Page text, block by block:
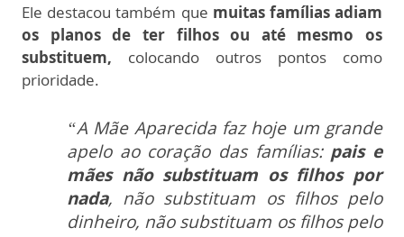
Ele destacou também que muitas famílias adiam
os planos de ter filhos ou até mesmo os
substituem, colocando outros pontos como
prioridade.
“A Mãe Aparecida faz hoje um grande
apelo ao coração das famílias: pais e
mães não substituam os filhos por
nada, não substituam os filhos pelo
dinheiro, não substituam os filhos pelo